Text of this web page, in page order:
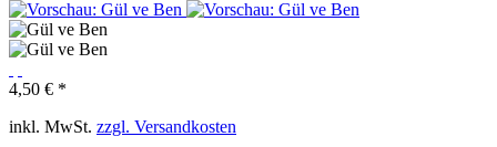
4,50 € *
inkl. MwSt. zzgl. Versandkosten